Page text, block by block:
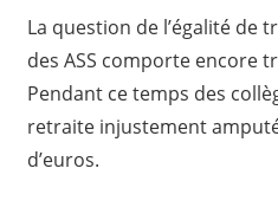
La question de l’égalité
des ASS comporte encore
Pendant ce temps des
retraite injustement
d’euros.